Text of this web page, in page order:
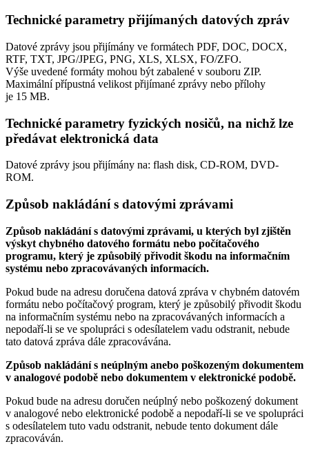
Technické parametry přijímaných datových zpráv
Datové zprávy jsou přijímány ve formátech PDF, DOC, DOCX,
RTF, TXT, JPG/JPEG, PNG, XLS, XLSX, FO/ZFO.
Výše uvedené formáty mohou být zabalené v souboru ZIP.
Maximální přípustná velikost přijímané zprávy nebo přílohy
je 15 MB.
Technické parametry fyzických nosičů, na nichž lze
předávat elektronická data
Datové zprávy jsou přijímány na: flash disk, CD-ROM, DVD-
ROM.
Způsob nakládání s datovými zprávami
Způsob nakládání s datovými zprávami, u kterých byl zjištěn
výskyt chybného datového formátu nebo počítačového
programu, který je způsobilý přivodit škodu na informačním
systému nebo zpracovávaných informacích.
Pokud bude na adresu doručena datová zpráva v chybném datovém
formátu nebo počítačový program, který je způsobilý přivodit škodu
na informačním systému nebo na zpracovávaných informacích a
nepodaří-li se ve spolupráci s odesílatelem vadu odstranit, nebude
tato datová zpráva dále zpracovávána.
Způsob nakládání s neúplným anebo poškozeným dokumentem
v analogové podobě nebo dokumentem v elektronické podobě.
Pokud bude na adresu doručen neúplný nebo poškozený dokument
v analogové nebo elektronické podobě a nepodaří-li se ve spolupráci
s odesílatelem tuto vadu odstranit, nebude tento dokument dále
zpracováván.